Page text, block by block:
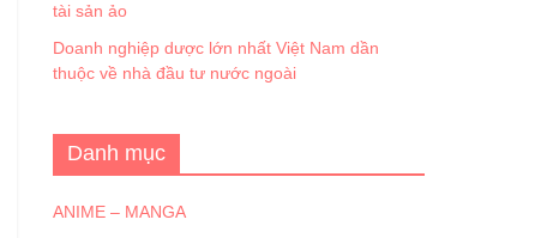
tài sản ảo
Doanh nghiệp dược lớn nhất Việt Nam dần
thuộc về nhà đầu tư nước ngoài
Danh mục
ANIME – MANGA